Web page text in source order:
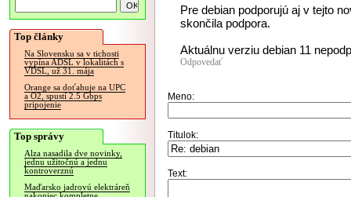
Top články
Na Slovensku sa v tichosti
vypína ADSL v lokalitách s
VDSL, už 31. mája
Orange sa doťahuje na UPC
a O2, spustí 2.5 Gbps
pripojenie
Top správy
Alza nasadila dve novinky,
jednu užitočnú a jednu
kontroverznú
Maďarsko jadrovú elektráreň
Pre debian podporujú aj v tejto
skončila podpora.
Aktuálnu verziu debian 11
Odpovedať
Meno:
Titulok:
Text: